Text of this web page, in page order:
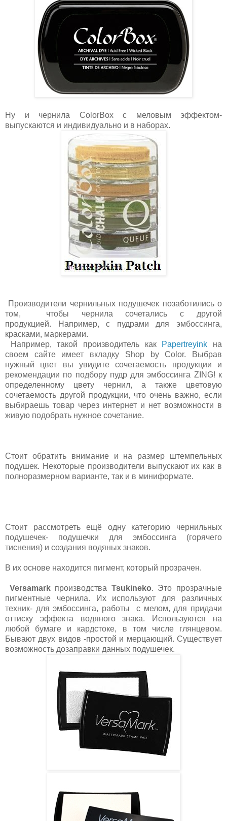
Ну и чернила ColorBox с меловым эффектом-
выпускаются и индивидуально и в наборах.
Производители чернильных подушечек позаботились о
том, чтобы чернила сочетались с другой
продукцией. Например, с пудрами для эмбоссинга,
красками, маркерами.
Например, такой производитель как Papertreyink на
своем сайте имеет вкладку Shop by Color. Выбрав
нужный цвет вы увидите сочетаемость продукции и
рекомендации по подбору пудр для эмбоссинга ZING! к
определенному цвету чернил, а также цветовую
сочетаемость другой продукции, что очень важно, если
выбираешь товар через интернет и нет возможности в
живую подобрать нужное сочетание.
Стоит обратить внимание и на размер штемпельных
подушек. Некоторые производители выпускают их как в
полноразмерном варианте, так и в миниформате.
Стоит рассмотреть ещё одну категорию чернильных
подушечек- подушечки для эмбоссинга (горячего
тиснения) и создания водяных знаков.
В их основе находится пигмент, который прозрачен.
Versamarkпроизводства Tsukineko. Это прозрачные
пигментные чернила. Их используют для различных
техник- для эмбоссинга, работыс мелом, для придачи
оттиску эффекта водяного знака. Используются на
любой бумаге и кардстоке, в том числе глянцевом.
Бывают двух видов -простой и мерцающий. Существует
возможность дозаправки данных подушечек.